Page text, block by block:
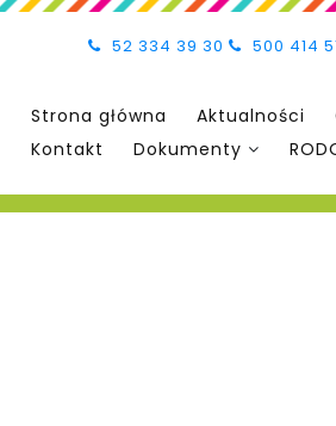
52 334 39 30 500 414
Strona główna Aktualności
Kontakt
Dokumenty